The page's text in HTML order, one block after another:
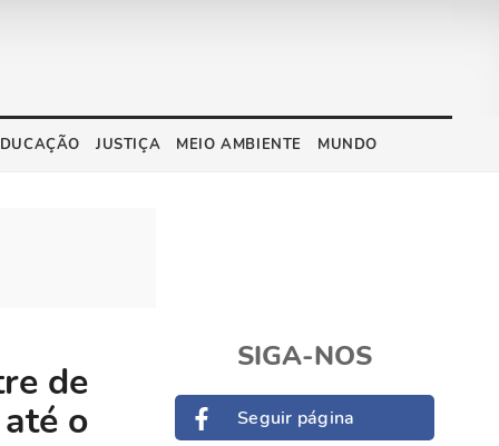
JUSTIÇA MEIO AMBIENTE MUNDO
de
o
SIGA-NOS
Seguir página